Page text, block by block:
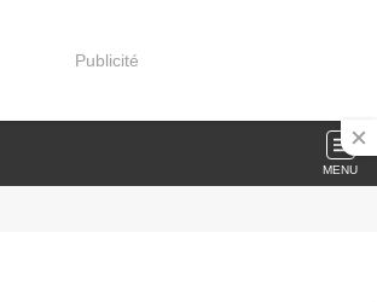
Publicité
MENU